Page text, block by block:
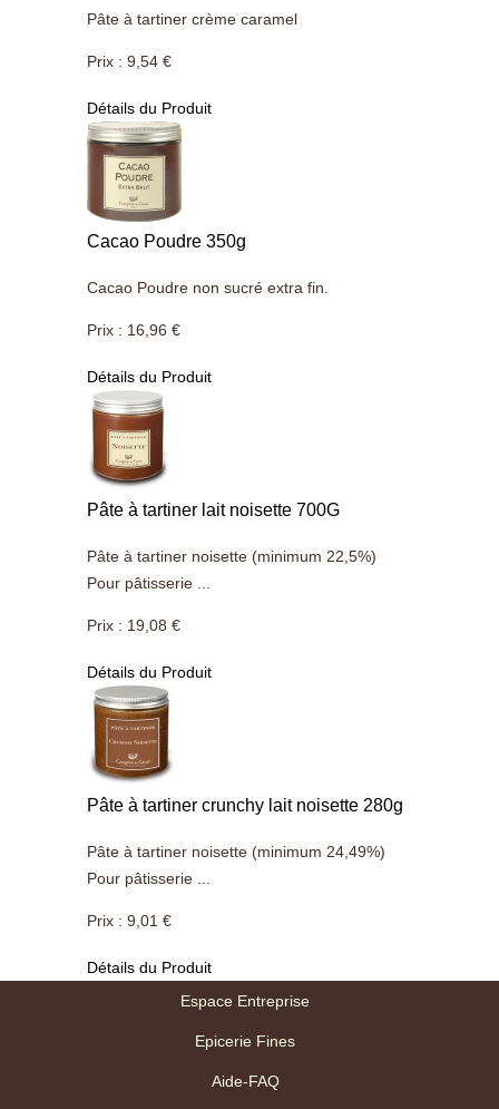
Pâte à tartiner crème caramel
Prix : 9,54 €
Détails du Produit
Cacao Poudre 350g
Cacao Poudre non sucré extra fin.
Prix : 16,96 €
Détails du Produit
Pâte à tartiner lait noisette 700G
Pâte à tartiner noisette (minimum 22,5%)
Pour pâtisserie ...
Prix : 19,08 €
Détails du Produit
Pâte à tartiner crunchy lait noisette 280g
Pâte à tartiner noisette (minimum 24,49%)
Pour pâtisserie ...
Prix : 9,01 €
Détails du Produit
Espace Entreprise
Epicerie Fines
Aide-FAQ